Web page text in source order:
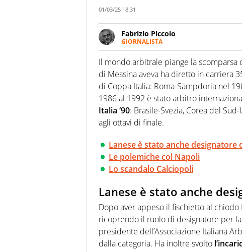
01/03/25 18:31
Fabrizio Piccolo
GIORNALISTA
Nella sua carriera ha seguito
agenzie e testate. Esperienza,
prevalentemente di calcio
Il mondo arbitrale piange la scomparsa
di Messina aveva ha diretto in carriera
di Coppa Italia: Roma-Sampdoria nel
1986 al 1992 è stato arbitro
Italia ‘90: Brasile-Svezia, Corea del
agli ottavi di finale.
Lanese è stato anche designatore
Le polemiche col Napoli
Lo scandalo Calciopoli
Lanese è stato anche
Dopo aver appeso il fischietto al
ricoprendo il ruolo di designatore per
presidente dell’Associazione Italiana
dalla categoria. Ha inoltre svolto